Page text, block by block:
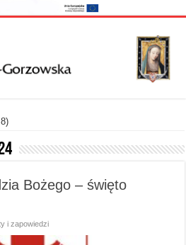
Bożego – święto
i zapowiedzi